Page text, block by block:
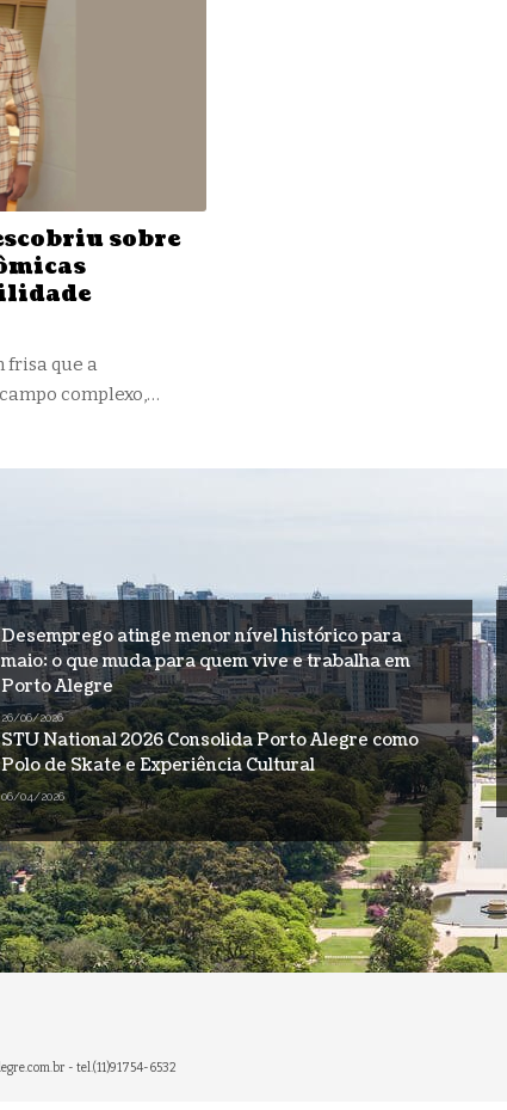
sobre
frisa que a
complexo,…
Desemprego atinge menor nível histórico para
maio: o que muda para quem vive e trabalha em
Porto Alegre
26/06/2026
STU National 2026 Consolida Porto Alegre como
Polo de Skate e Experiência Cultural
06/04/2026
- tel.(11)91754-6532